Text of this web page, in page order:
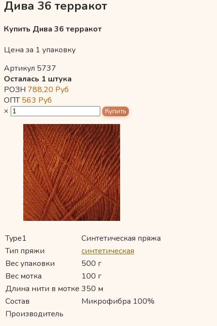
Дива 36 терракот
Купить Дива 36 терракот
Цена за 1 упаковку
Артикул 5737
Осталась 1 штука
РОЗН 788,20 Руб
ОПТ563 Руб
×
Type1
Синтетическая пряжа
Тип пряжи
синтетическая
Вес упаковки
500 г
Вес мотка
100 г
Длина нити в мотке 350 м
Состав
Микрофибра 100%
Производитель